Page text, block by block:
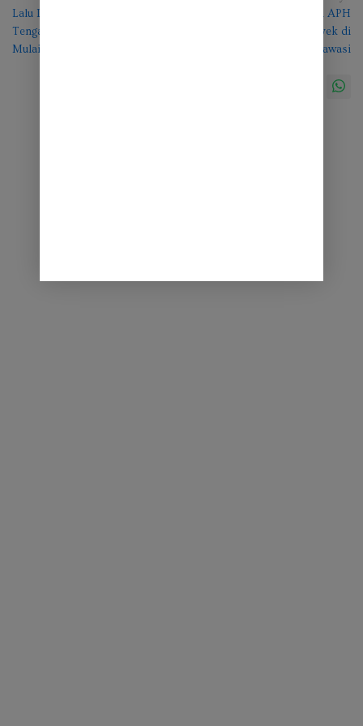
pos
Lalu Lintas Menuju Aceh
Tengah di Hari Kedua Lebaran
Mulai Padat
YAC Surati BNPB RI dan APH
Minta Proses Tender Proyek di
Bener Meriah Diawasi